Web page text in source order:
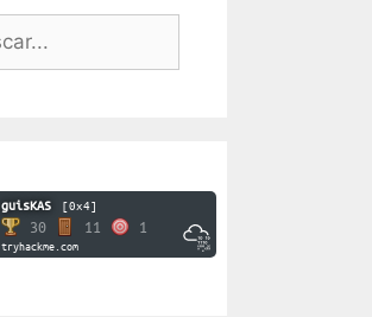
guisKAS [0x4]
30 11 1
tryhackme.com